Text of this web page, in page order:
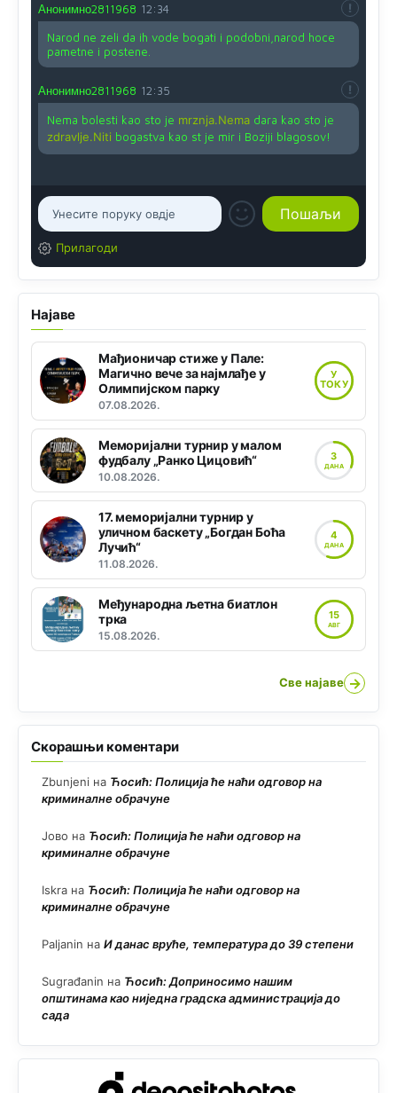
Анонимно2811968 12:34
Narod ne zeli da ih vode bogati i podobni,narod hoce
pametne i postene.
Анонимно2811968 12:35
Nema bolesti kao sto je mrznja.Nemadara kao sto je
zdravlje.Niti bogastva kao st je mir i Boziji blagosov!
Прилагоди
Најаве
Мађионичар стиже у Пале:
Магично вече за најмлађе у
Олимпијском парку
07.08.2026.
У
ТОКУ
Меморијални турнир у малом
фудбалу „Ранко Цицовић“
10.08.2026.
3
ДАНА
17. меморијални турнир у
уличном баскету „Богдан Боћа
Лучић“
11.08.2026.
4
ДАНА
Међународна љетна биатлон
трка
15.08.2026.
15
АВГ
Све најаве →
Скорашњи коментари
Zbunjeni на Ћосић: Полиција ће наћи одговор на
криминалне обрачуне
Јово на Ћосић: Полиција ће наћи одговор на
криминалне обрачуне
Iskra на Ћосић: Полиција ће наћи одговор на
криминалне обрачуне
Paljanin на И данас вруће, температура до 39 степени
Sugrađanin на Ћосић: Доприносимо нашим
општинама као ниједна градска администрација до
сада